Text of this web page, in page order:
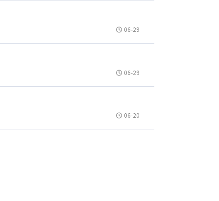
06-29
06-29
06-20